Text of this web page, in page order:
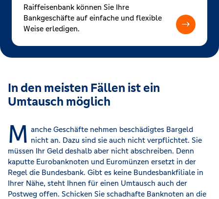
Raiffeisenbank können Sie Ihre
Bankgeschäfte auf einfache und flexible
Weise erledigen.
In den meisten Fällen ist ein
Umtausch möglich
M anche Geschäfte nehmen beschädigtes Bargeld
nicht an. Dazu sind sie auch nicht verpflichtet. Sie
müssen Ihr Geld deshalb aber nicht abschreiben. Denn
kaputte Eurobanknoten und Euromünzen ersetzt in der
Regel die Bundesbank. Gibt es keine Bundesbankfiliale in
Ihrer Nähe, steht Ihnen für einen Umtausch auch der
Postweg offen. Schicken Sie schadhafte Banknoten an die